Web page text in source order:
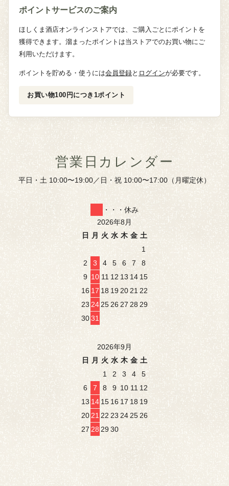
ポイントサービスのご案内
ほしくま酒店オンラインストアでは、ご購入ごとにポイントを
獲得できます。溜まったポイントは当ストアでのお買い物にご
利用いただけます。
ポイントを貯める・使うには会員登録と ログインが必要です。
お買い物100円につき1ポイント
営業日カレンダー
平日・土 10:00〜19:00／日・祝 10:00〜17:00（月曜定休）
・・・休み
2026年8月
日
月 火 水 木 金 土
1
2
3 4 5 6 7
8
9 10 11 12 1314 15
16 17 18 19 2021 22
23 242526 272829
3031
2026年9月
日 月 火 水 木 金 土
1
2 3 4
5
6
7 8 9 10 11 12
13 14 15 16 17 18 19
20 21 22 23 242526
27 28 2930